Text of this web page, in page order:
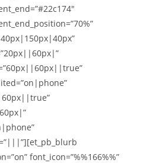
font_icon=”%%166%%”